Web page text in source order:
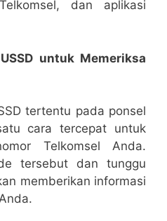
dan aplikasi
untuk Memeriksa
tertentu pada ponsel
cara tercepat untuk
Telkomsel Anda.
tersebut dan tunggu
memberikan informasi